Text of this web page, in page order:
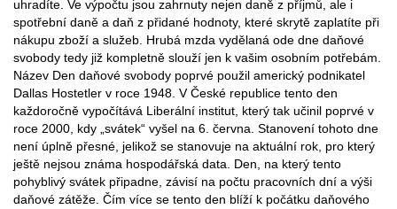
uhradíte. Ve výpočtu jsou zahrnuty nejen daně z příjmů, ale i
spotřební daně a daň z přidané hodnoty, které skrytě zaplatíte při
nákupu zboží a služeb. Hrubá mzda vydělaná ode dne daňové
svobody tedy již kompletně slouží jen k vašim osobním potřebám.
Název Den daňové svobody poprvé použil americký podnikatel
Dallas Hostetler v roce 1948. V České republice tento den
každoročně vypočítává Liberální institut, který tak učinil poprvé v
roce 2000, kdy „svátek“ vyšel na 6. června. Stanovení tohoto dne
není úplně přesné, jelikož se stanovuje na aktuální rok, pro který
ještě nejsou známa hospodářská data. Den, na který tento
pohyblivý svátek připadne, závisí na počtu pracovních dní a výši
daňové zátěže. Čím více se tento den blíží k počátku daňového